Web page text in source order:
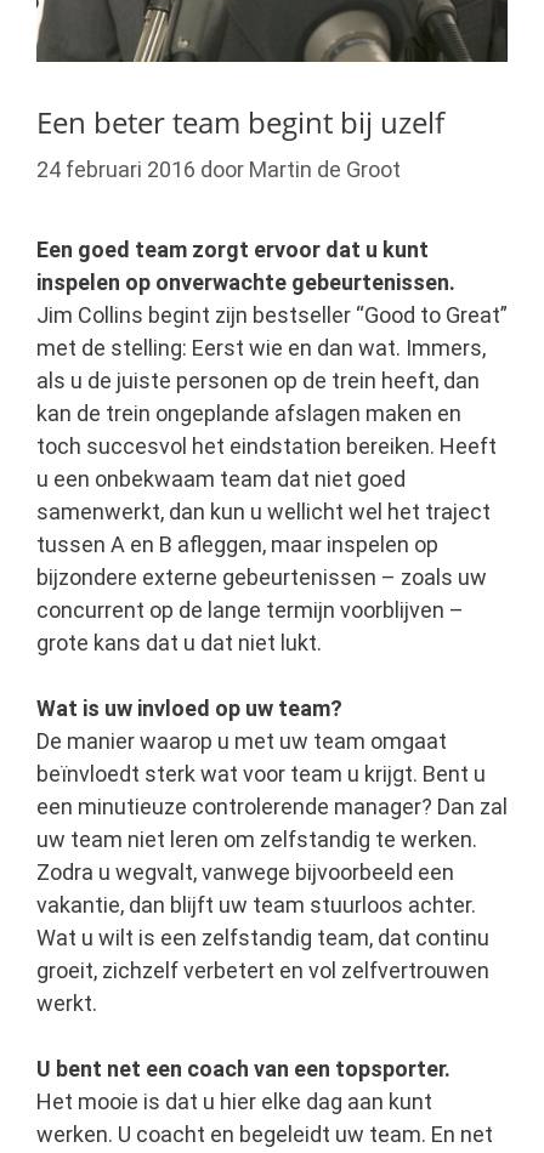
Een beter team begint bij uzelf
24 februari 2016 door Martin de Groot
Een goed team zorgt ervoor dat u kunt
inspelen op onverwachte gebeurtenissen.
Jim Collins begint zijn bestseller “Good to Great”
met de stelling: Eerst wie en dan wat. Immers,
als u de juiste personen op de trein heeft, dan
kan de trein ongeplande afslagen maken en
toch succesvol het eindstation bereiken. Heeft
u een onbekwaam team dat niet goed
samenwerkt, dan kun u wellicht wel het traject
tussen A en B afleggen, maar inspelen op
bijzondere externe gebeurtenissen – zoals uw
concurrent op de lange termijn voorblijven –
grote kans dat u dat niet lukt.
Wat is uw invloed op uw team?
De manier waarop u met uw team omgaat
beïnvloedt sterk wat voor team u krijgt. Bent u
een minutieuze controlerende manager? Dan zal
uw team niet leren om zelfstandig te werken.
Zodra u wegvalt, vanwege bijvoorbeeld een
vakantie, dan blijft uw team stuurloos achter.
Wat u wilt is een zelfstandig team, dat continu
groeit, zichzelf verbetert en vol zelfvertrouwen
werkt.
U bent net een coach van een topsporter.
Het mooie is dat u hier elke dag aan kunt
werken. U coacht en begeleidt uw team. En net